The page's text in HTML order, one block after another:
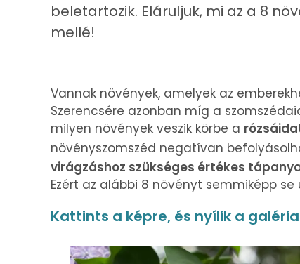
beletartozik. Eláruljuk, mi az a 8
mellé!
Vannak növények, amelyek az
Szerencsére azonban míg a
milyen növények veszik körbe a
növényszomszéd negatívan
virágzáshoz szükséges értékes
Ezért az alábbi 8 növényt semmiképp
Kattints a képre, és nyílik a